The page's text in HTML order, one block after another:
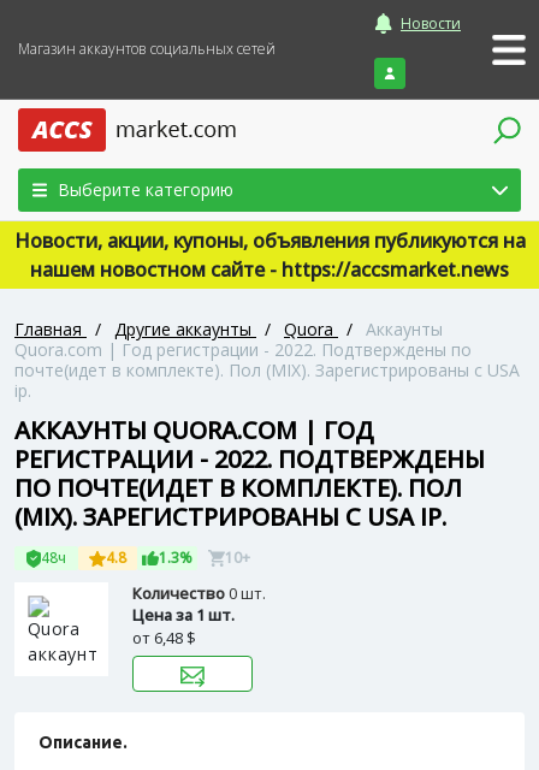
Магазин аккаунтов социальных сетей
Новости
Войти
Выберите категорию
Новости, акции, купоны, объявления публикуются на
нашем новостном сайте - https://accsmarket.news
Главная / Другие аккаунты / Quora / Аккаунты
Quora.com | Год регистрации - 2022. Подтверждены по
почте(идет в комплекте). Пол (MIX). Зарегистрированы с USA
ip.
АККАУНТЫ QUORA.COM | ГОД
РЕГИСТРАЦИИ - 2022. ПОДТВЕРЖДЕНЫ
ПО ПОЧТЕ(ИДЕТ В КОМПЛЕКТЕ). ПОЛ
(MIX). ЗАРЕГИСТРИРОВАНЫ С USA IP.
48ч 4.8 1.3% 10+
Количество0 шт.
Цена за 1 шт.
от 6,48 $
Описание.